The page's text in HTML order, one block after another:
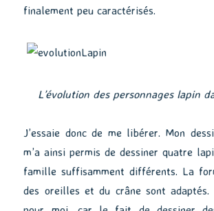
finalement peu caractérisés.
L’évolution des personnages lapin
J’essaie donc de me libérer. Mon
m’a ainsi permis de dessiner quatre
famille suffisamment différents. La
des oreilles et du crâne sont adaptés.